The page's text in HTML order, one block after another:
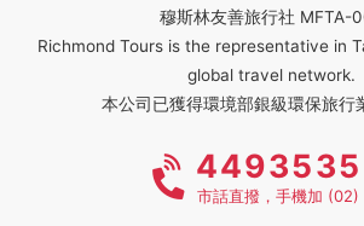
穆斯林友善旅行社 MFTA-
Richmond Tours is the representative in
global travel network.
本公司已獲得環境部銀級環保旅行
4493535
市話直撥，手機加 (02)